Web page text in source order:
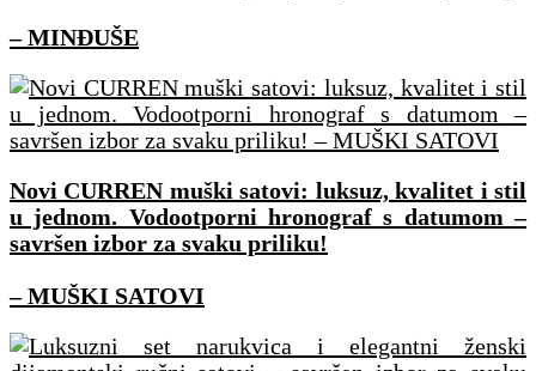
– MINĐUŠE
Novi CURREN muški satovi: luksuz, kvalitet i stil
u jednom. Vodootporni hronograf s datumom –
savršen izbor za svaku priliku!
– MUŠKI SATOVI